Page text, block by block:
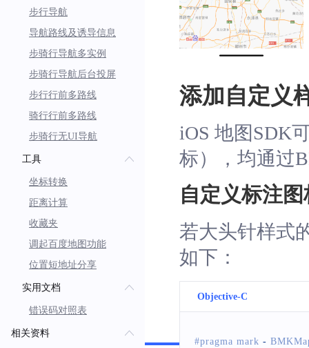
步行导航
导航路线及诱导信息
步骑行导航多实例
步骑行导航后台投屏
步行行前多路线
骑行行前多路线
步骑行无UI导航
工具
坐标转换
距离计算
收藏夹
调起百度地图功能
位置短地址分享
实用文档
错误码对照表
相关资料
添加自定义
iOS 地图SDK
标），均通过
自定义标注图
若大头针样式
如下：
Objective-C
#pragma mark -